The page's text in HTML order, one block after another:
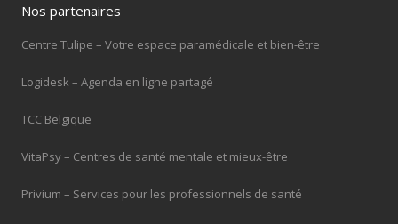
Nos partenaires
Centre Tulipe – Votre espace paramédicale et bien-être
Logidesk – Agenda en ligne partagé
TCC Belgique
VitaPsy – Centres de santé mentale et mieux-être
Privium – Services pour les professionnels de santé